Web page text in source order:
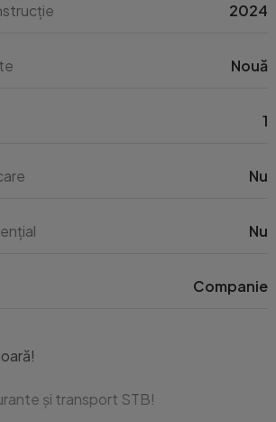
2024
Nouă
1
Nu
Nu
Companie
și transport STB!